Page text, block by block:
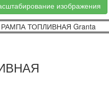
изображения